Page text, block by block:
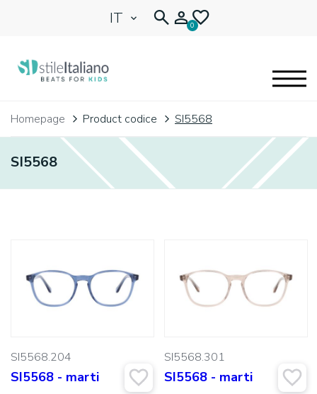
IT 0
EYEGLASSES
KIDENTITY
Homepage Product codice SI5568
SI5568
SI5568.204
SI5568 - marti
SI5568.301
SI5568 - marti